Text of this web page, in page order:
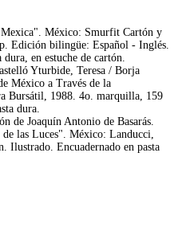
México: Smurfit Cartón y
Edición bilingüe: Español - Inglés.
en estuche de cartón.
Yturbide, Teresa / Borja
México a Través de la
Bursátil, 1988. 4o. marquilla, 159
dura.
de Joaquín Antonio de Basarás.
las Luces". México: Landucci,
Ilustrado. Encuadernado en pasta